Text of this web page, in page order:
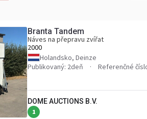
Branta Tandem
Náves na přepravu zvířat
2000
Holandsko, Deinze
Publikovaný: 2deň
Referenčné
DOME AUCTIONS B.V.
1